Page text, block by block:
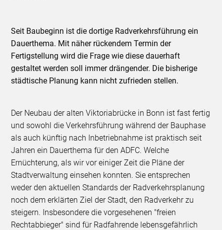
Seit Baubeginn ist die dortige Radverkehrsführung ein
Dauerthema. Mit näher rückendem Termin der
Fertigstellung wird die Frage wie diese dauerhaft
gestaltet werden soll immer drängender. Die bisherige
städtische Planung kann nicht zufrieden stellen.
Der Neubau der alten Viktoriabrücke in Bonn ist fast fertig
und sowohl die Verkehrsführung während der Bauphase
als auch künftig nach Inbetriebnahme ist praktisch seit
Jahren ein Dauerthema für den ADFC. Welche
Ernüchterung, als wir vor einiger Zeit die Pläne der
Stadtverwaltung einsehen konnten. Sie entsprechen
weder den aktuellen Standards der Radverkehrsplanung
noch dem erklärten Ziel der Stadt, den Radverkehr zu
steigern. Insbesondere die vorgesehenen "freien
Rechtabbieger" sind für Radfahrende lebensgefährlich